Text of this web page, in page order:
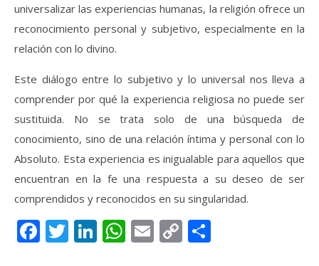
universalizar las experiencias humanas, la religión ofrece un
reconocimiento personal y subjetivo, especialmente en la
relación con lo divino.
Este diálogo entre lo subjetivo y lo universal nos lleva a
comprender por qué la experiencia religiosa no puede ser
sustituida. No se trata solo de una búsqueda de
conocimiento, sino de una relación íntima y personal con lo
Absoluto. Esta experiencia es inigualable para aquellos que
encuentran en la fe una respuesta a su deseo de ser
comprendidos y reconocidos en su singularidad.
Facebook
Twitter
LinkedIn
WhatsApp
Email
Copy